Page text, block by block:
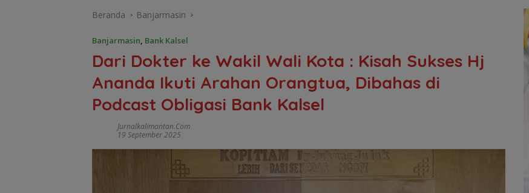
Beranda Banjarmasin
Banjarmasin, Bank Kalsel
Dari Dokter ke Wakil Wali Kota : Kisah Sukses Hj
Ananda Ikuti Arahan Orangtua, Dibahas di
Podcast Obligasi Bank Kalsel
Jurnalkalimantan.com
19 September 2025